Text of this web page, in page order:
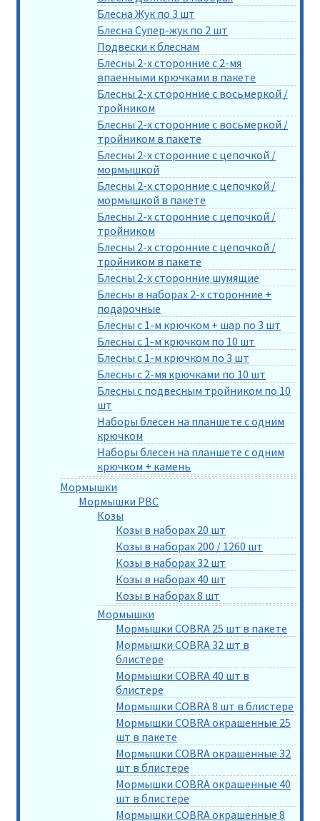
Блесна Жук по 3 шт
Блесна Супер-жук по 2 шт
Подвески к блеснам
Блесны 2-х сторонние с 2-мя
впаенными крючками в пакете
Блесны 2-х сторонние с восьмеркой /
тройником
Блесны 2-х сторонние с восьмеркой /
тройником в пакете
Блесны 2-х сторонние с цепочкой /
мормышкой
Блесны 2-х сторонние с цепочкой /
мормышкой в пакете
Блесны 2-х сторонние с цепочкой /
тройником
Блесны 2-х сторонние с цепочкой /
тройником в пакете
Блесны 2-х сторонние шумящие
Блесны в наборах 2-х сторонние +
подарочные
Блесны с 1-м крючком + шар по 3 шт
Блесны с 1-м крючком по 10 шт
Блесны с 1-м крючком по 3 шт
Блесны с 2-мя крючками по 10 шт
Блесны с подвесным тройником по 10
шт
Наборы блесен на планшете с одним
крючком
Наборы блесен на планшете с одним
крючком + камень
Мормышки
Мормышки РВС
Козы
Козы в наборах 20 шт
Козы в наборах 200 / 1260 шт
Козы в наборах 32 шт
Козы в наборах 40 шт
Козы в наборах 8 шт
Мормышки
Мормышки COBRA 25 шт в пакете
Мормышки COBRA 32 шт в
блистере
Мормышки COBRA 40 шт в
блистере
Мормышки COBRA 8 шт в блистере
Мормышки COBRA окрашенные 25
шт в пакете
Мормышки COBRA окрашенные 32
шт в блистере
Мормышки COBRA окрашенные 40
шт в блистере
Мормышки COBRA окрашенные 8